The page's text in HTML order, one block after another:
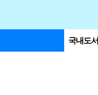
국내도서